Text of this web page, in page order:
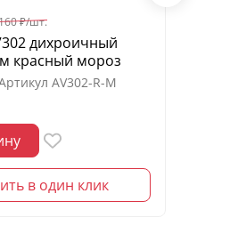
₽/шт.
дихроичный
красный мороз
AV302-R-M
в один клик